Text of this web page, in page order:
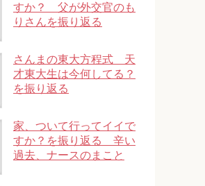
すか？ 父が外交官のも
りさんを振り返る
さんまの東大方程式 天
才東大生は今何してる？
を振り返る
家、ついて行ってイイで
すか？を振り返る 辛い
過去、ナースのまこと